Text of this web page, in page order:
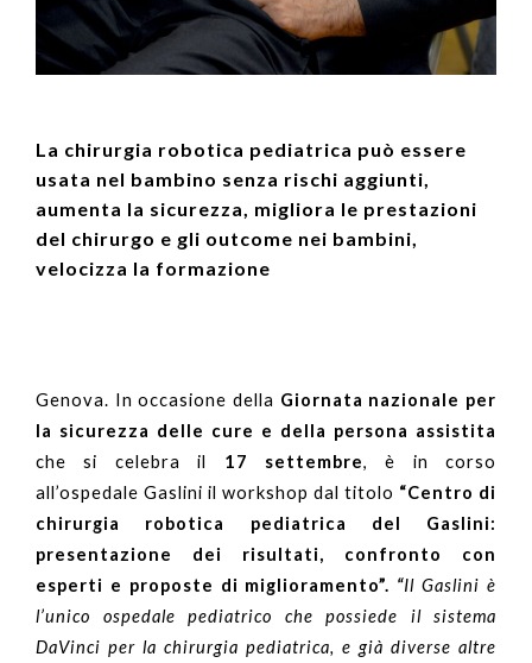
La chirurgia robotica pediatrica può essere
usata nel bambino senza rischi aggiunti,
aumenta la sicurezza, migliora le prestazioni
del chirurgo e gli outcome nei bambini,
velocizza la formazione
Genova. In occasione della Giornata nazionale per
la sicurezza delle cure e della persona assistita
che si celebra il 17 settembre, è in corso
all’ospedale Gaslini il workshop dal titolo “Centro di
chirurgia robotica pediatrica del Gaslini:
presentazione dei risultati, confronto con
esperti e proposte di miglioramento”. “Il Gaslini è
l’unico ospedale pediatrico che possiede il sistema
DaVinci per la chirurgia pediatrica, e già diverse altre